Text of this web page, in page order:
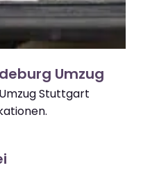
Umzug
Stuttgart